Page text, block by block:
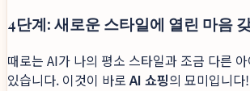
4단계: 새로운 스타일에 열린 마음
때로는 AI가 나의 평소 스타일과 조금 다른
있습니다. 이것이 바로AI 쇼핑의 묘미입니